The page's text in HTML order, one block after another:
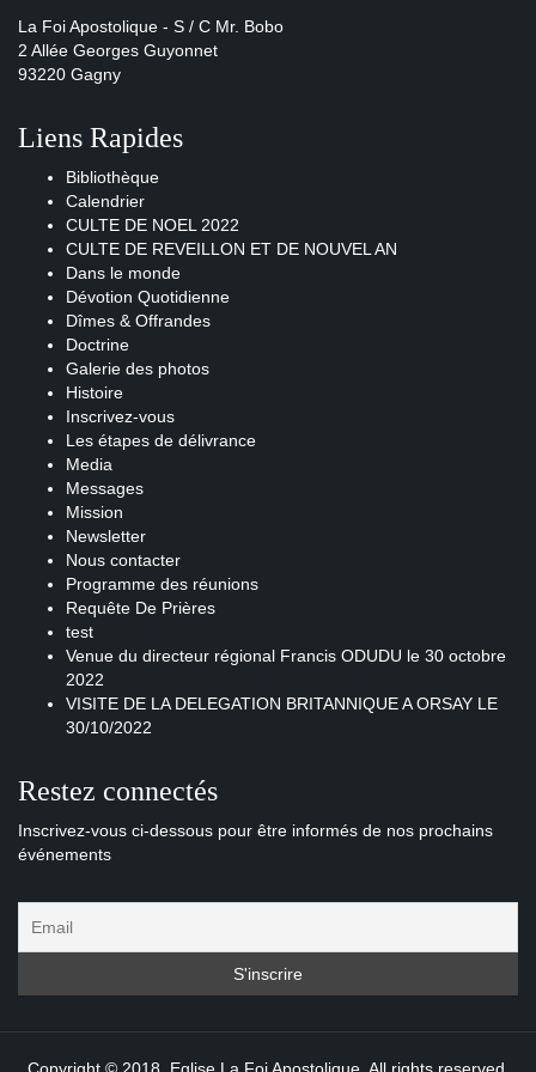
La Foi Apostolique - S / C Mr. Bobo
2 Allée Georges Guyonnet
93220 Gagny
Liens Rapides
Bibliothèque
Calendrier
CULTE DE NOEL 2022
CULTE DE REVEILLON ET DE NOUVEL AN
Dans le monde
Dévotion Quotidienne
Dîmes & Offrandes
Doctrine
Galerie des photos
Histoire
Inscrivez-vous
Les étapes de délivrance
Media
Messages
Mission
Newsletter
Nous contacter
Programme des réunions
Requête De Prières
test
Venue du directeur régional Francis ODUDU le 30 octobre
2022
VISITE DE LA DELEGATION BRITANNIQUE A ORSAY LE
30/10/2022
Restez connectés
Inscrivez-vous ci-dessous pour être informés de nos prochains
événements